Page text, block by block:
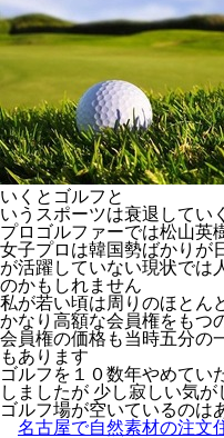
いくとゴルフと
いうスポーツは衰退してい
プロゴルファーでは松山英
女子プロは韓国勢ばかりが
が活躍していない現状では
のかもしれません
私が若い頃は周りのほとん
かなり高額な会員権をもつ
会員権の価格も当時五分の
もあります
ゴルフを１０数年やめてい
しましたが 少し寂しい気が
ゴルフ場が空いているのは
名古屋で自然素材の注文